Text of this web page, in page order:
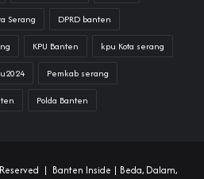
Serang DPRD banten
KPU Banten kpu Kota serang
Pemkab serang
Polda Banten
| Banten Inside | Beda, Dalam,